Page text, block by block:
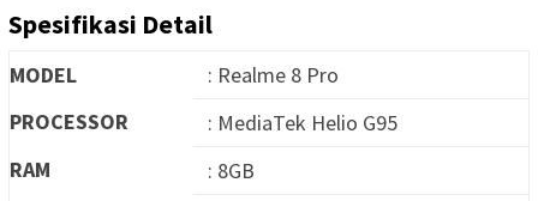
Spesifikasi Detail
MODEL
: Realme 8 Pro
PROCESSOR
: MediaTek Helio G95
RAM
: 8GB